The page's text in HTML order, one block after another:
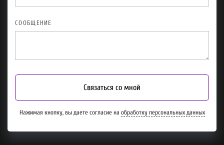
СООБЩЕНИЕ
Связаться со мной
Нажимая кнопку, вы даете согласие на обработку персональных данных